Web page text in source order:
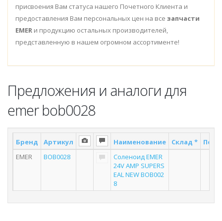
присвоения Вам статуса нашего Почетного Клиента и
предоставления Вам персональных цен на все запчасти
EMER и продукцию остальных производителей,
представленную в нашем огромном ассортименте!
Предложения и аналоги для
emer bob0028
Бренд Артикул Наименование Склад *
EMER
BOB0028
Соленоид EMER
24V AMP SUPERS
EAL NEW BOB002
8